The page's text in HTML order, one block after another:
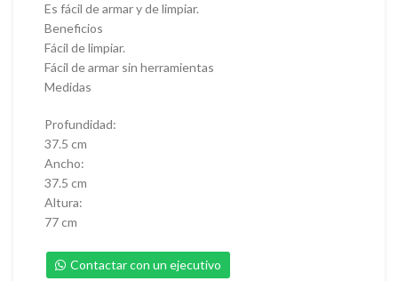
Es fácil de armar y de limpiar.
Beneficios
Fácil de limpiar.
Fácil de armar sin herramientas
Medidas
Profundidad:
37.5 cm
Ancho:
37.5 cm
Altura:
77 cm
Contactar con un ejecutivo